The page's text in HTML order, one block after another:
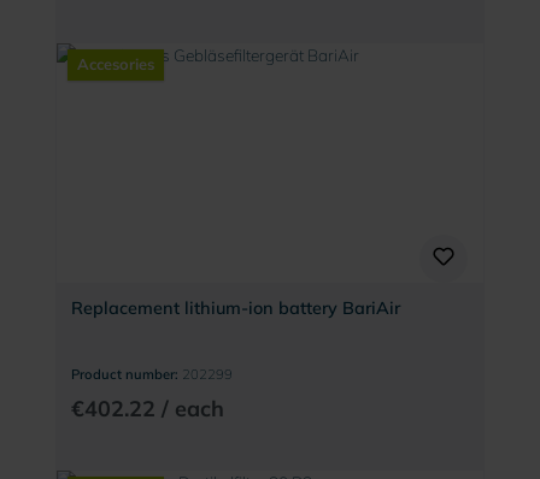
Accesories
Replacement lithium-ion battery BariAir
Product number: 202299
€402.22 / each